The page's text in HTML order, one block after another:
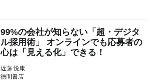
99%の会社が知らない「超・デジタ
ル採用術」 オンラインでも応募者の
心は「見える化」できる！
近藤 悦康
徳間書店